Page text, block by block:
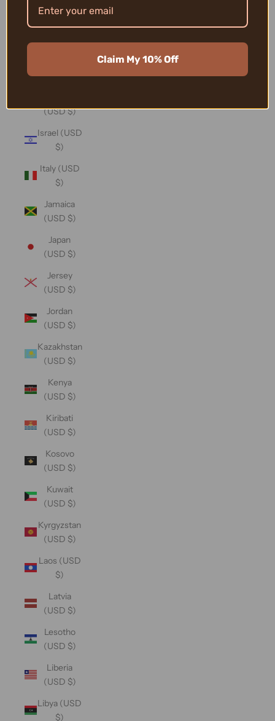
Iraq (USD
(USD $)
(USD $)
Israel (USD
$)
Italy (USD
$)
Jamaica
(USD $)
Japan
(USD $)
Jersey
(USD $)
Jordan
(USD $)
Kazakhstan
(USD $)
Kenya
(USD $)
Kiribati
(USD $)
Kosovo
(USD $)
Kuwait
(USD $)
Kyrgyzstan
(USD $)
Laos (USD
$)
Latvia
(USD $)
Lesotho
(USD $)
Liberia
(USD $)
Libya (USD
$)
Claim My 10% Off